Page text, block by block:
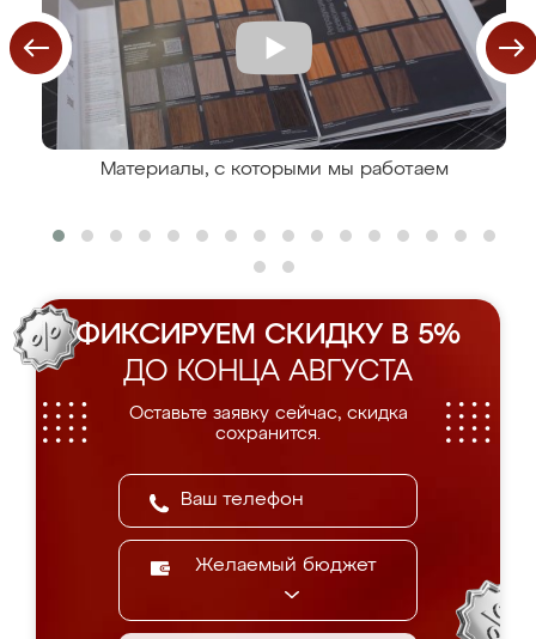
Материалы, с которыми мы работаем
ФИКСИРУЕМ СКИДКУ В 5%
ДО КОНЦА АВГУСТА
Оставьте заявку сейчас, скидка
сохранится.
Желаемый бюджет